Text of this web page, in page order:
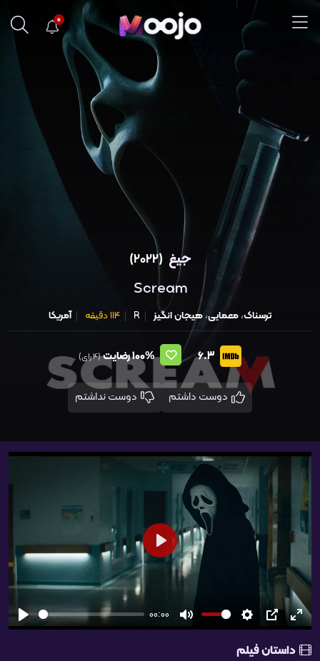
0
جیغ (2022)
Scream
ترسناک،معمایی،هیجان انگیز R 114 دقیقه آمریکا
6.3
100%رضایت(4 رای)
شروع
00:00
بی‌صدا تنظیمات
PIP تمام
شروع
داستان فیلم